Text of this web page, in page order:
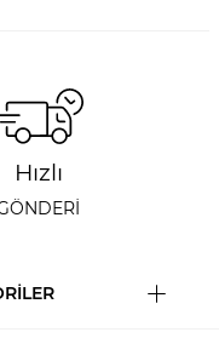
Hızlı